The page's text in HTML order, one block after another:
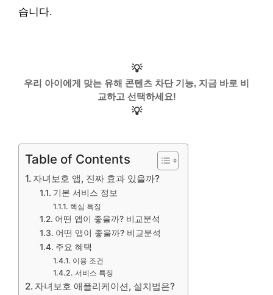
습니다.
💡
우리 아이에게 맞는 유해 콘텐츠 차단 기능, 지금 바로 비
교하고 선택하세요!
💡
Table of Contents
자녀보호 앱, 진짜 효과 있을까?
기본 서비스 정보
핵심 특징
어떤 앱이 좋을까? 비교분석
어떤 앱이 좋을까? 비교분석
주요 혜택
이용 조건
서비스 특징
자녀보호 애플리케이션, 설치법은?